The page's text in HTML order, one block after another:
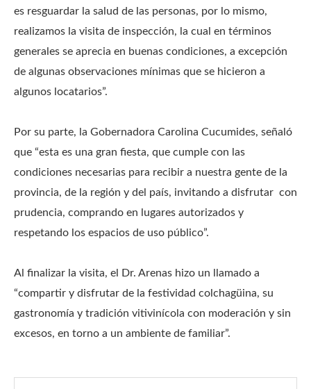
es resguardar la salud de las personas, por lo mismo,
realizamos la visita de inspección, la cual en términos
generales se aprecia en buenas condiciones, a excepción
de algunas observaciones mínimas que se hicieron a
algunos locatarios”.
Por su parte, la Gobernadora Carolina Cucumides, señaló
que “esta es una gran fiesta, que cumple con las
condiciones necesarias para recibir a nuestra gente de la
provincia, de la región y del país, invitando a disfrutar con
prudencia, comprando en lugares autorizados y
respetando los espacios de uso público”.
Al finalizar la visita, el Dr. Arenas hizo un llamado a
“compartir y disfrutar de la festividad colchagüina, su
gastronomía y tradición vitivinícola con moderación y sin
excesos, en torno a un ambiente de familiar”.